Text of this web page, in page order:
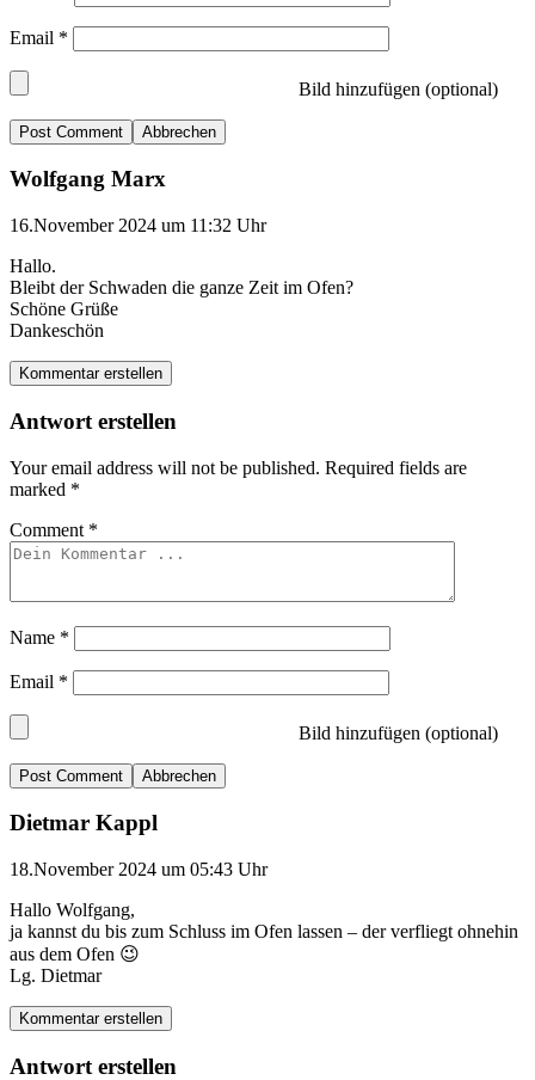
Email *
Bild hinzufügen (optional)
Abbrechen
Wolfgang Marx
16.November 2024 um 11:32 Uhr
Hallo.
Bleibt der Schwaden die ganze Zeit im Ofen?
Schöne Grüße
Dankeschön
Kommentar erstellen
Antwort erstellen
Your email address will not be published. Required fields are
marked *
Comment *
Name *
Email *
Bild hinzufügen (optional)
Abbrechen
Dietmar Kappl
18.November 2024 um 05:43 Uhr
Hallo Wolfgang,
ja kannst du bis zum Schluss im Ofen lassen – der verfliegt ohnehin
aus dem Ofen 😉
Lg. Dietmar
Kommentar erstellen
Antwort erstellen